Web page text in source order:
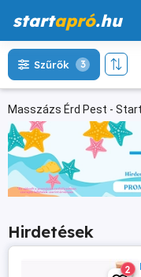
startapró.hu
Masszázs Érd Pest -
Szűrők 3
Hirdetések
2